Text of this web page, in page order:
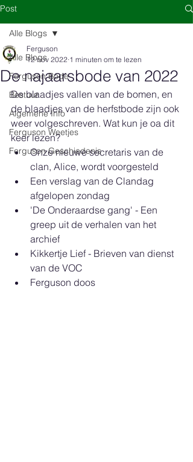
Post
Alle Blogs
Ferguson Bode
Bestuur
Algemene Info
Ferguson Weetjes
Ferguson Geschiedenis
Alle Blogs
De najaarsbode van 2022
Ferguson
12 nov 2022 1 minuten om te lezen
De blaadjes vallen van de bomen, en
de blaadjes van de herfstbode zijn ook
weer volgeschreven. Wat kun je oa dit
keer lezen?
Onze nieuwe secretaris van de
clan, Alice, wordt voorgesteld
Een verslag van de Clandag
afgelopen zondag
'De Onderaardse gang' - Een
greep uit de verhalen van het
archief
Kikkertje Lief - Brieven van dienst
van de VOC
Ferguson doos